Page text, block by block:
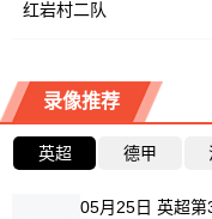
红岩村二队
录像推荐
英超 德甲
05月25日 英超